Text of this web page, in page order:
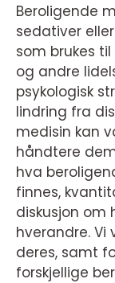
Beroligende
sedativer
som brukes
og andre
psykologisk
lindring fra
medisin kan
håndtere
hva
finnes,
diskusjon om
hverandre.
deres, samt
forskjellige